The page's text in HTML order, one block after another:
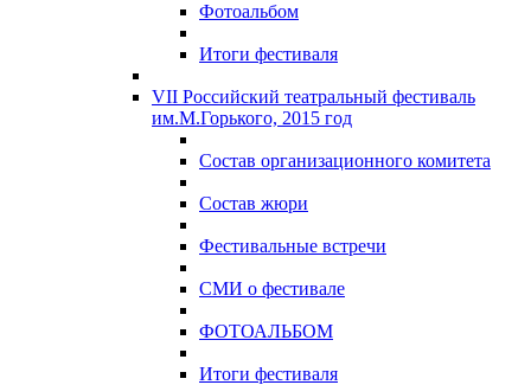
Фотоальбом
Итоги фестиваля
VII Российский театральный фестиваль
им.М.Горького, 2015 год
Состав организационного комитета
Состав жюри
Фестивальные встречи
СМИ о фестивале
ФОТОАЛЬБОМ
Итоги фестиваля